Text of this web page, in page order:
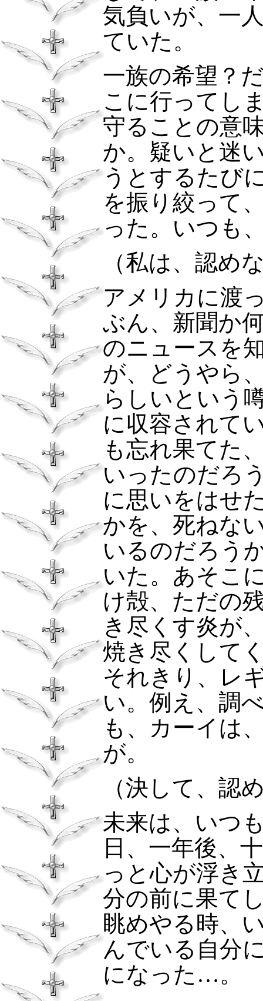
気負いが、一
ていた。
一族の希望？
こに行ってし
守ることの意
か。疑いと迷
うとするたび
を振り絞って
った。いつも
（私は、認め
アメリカに渡
ぶん、新聞か
のニュースを
が、どうやら
らしいという
に収容されて
も忘れ果てた
いったのだろ
に思いをはせ
かを、死ねな
いるのだろう
いた。あそこ
け殻、ただの
き尽くす炎が
焼き尽くして
それきり、レ
い。例え、調
も、カーイは
が。
（決して、認
未来は、いつ
日、一年後、
っと心が浮き
分の前に果て
眺めやる時、
んでいる自分
になった…。